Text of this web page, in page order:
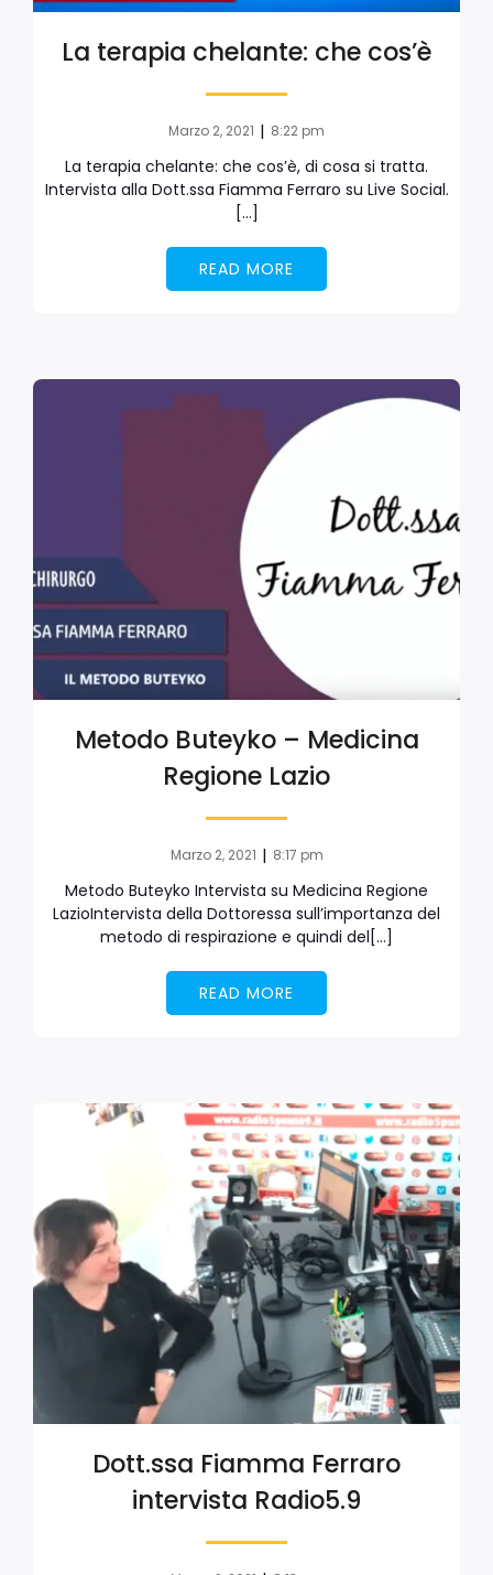
La terapia chelante: che cos’è
Marzo 2, 2021 | 8:22 pm
La terapia chelante: che cos’è, di cosa si tratta.
Intervista alla Dott.ssa Fiamma Ferraro su Live Social.
[…]
READ MORE
Metodo Buteyko – Medicina
Regione Lazio
Marzo 2, 2021 | 8:17 pm
Metodo Buteyko Intervista su Medicina Regione
LazioIntervista della Dottoressa sull’importanza del
metodo di respirazione e quindi del[…]
READ MORE
Dott.ssa Fiamma Ferraro
intervista Radio5.9